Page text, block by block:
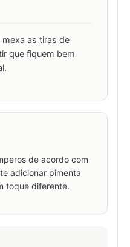
as tiras de
que fiquem bem
de acordo com
adicionar pimenta
toque diferente.